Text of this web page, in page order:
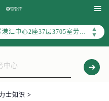

▲
▼
上海市徐汇区虹桥路3号港汇中心2座37层3705室劳力士售后服务中心（需提前预约）
士知识 >